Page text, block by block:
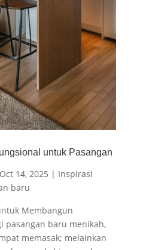
untuk Pasangan
Oct 14, 2025 | Inspirasi
baru
Membangun
pasangan baru menikah,
memasak; melainkan